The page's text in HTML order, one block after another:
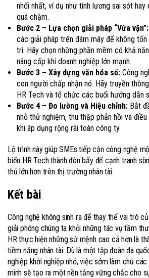
nhối nhất, ví dụ như tính lương sai sót hay
quá chậm.
Bước 2 – Lựa chọn giải pháp “Vừa vặn”:
các giải pháp trên đám mây để không
trì. Hãy chọn những phần mềm có khả
nâng cấp khi doanh nghiệp lớn mạnh.
Bước 3 – Xây dựng văn hóa số: Công
con người chấp nhận nó. Hãy truyền
HR Tech và tổ chức các buổi hướng dẫn
Bước 4 – Đo lường và Hiệu chỉnh: Bắt
nhỏ thử nghiệm, thu thập phản hồi và
khi áp dụng rộng rãi toàn công ty.
Lộ trình này giúp SMEs tiếp cận công nghệ
biến HR Tech thành đòn bẩy để cạnh tranh
thủ lớn hơn trên thị trường nhân tài.
Kết bài
Công nghệ không sinh ra để thay thế vai trò
giải phóng chúng ta khỏi những tác vụ tầm
HR thực hiện những sứ mệnh cao cả hơn là
tiềm năng nhân tài. Dù là một tập đoàn đa
nghiệp khởi nghiệp nhỏ, việc sớm làm chủ
minh sẽ tạo ra một nền tảng vững chắc cho